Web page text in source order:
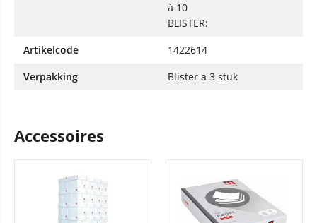
à 10
BLISTER:
Artikelcode
1422614
Verpakking
Blister a 3 stuk
Accessoires